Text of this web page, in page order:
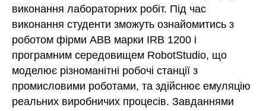
виконання лабораторних робіт. Під час
виконання студенти зможуть ознайомитись з
роботом фірми ABB марки IRB 1200 і
програмним середовищем RobotStudio, що
моделює різноманітні робочі станції з
промисловими роботами, та здійснює емуляцію
реальних виробничих процесів. Завданнями